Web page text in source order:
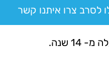
לסרב צרו איתנו קשר
14 שנה.